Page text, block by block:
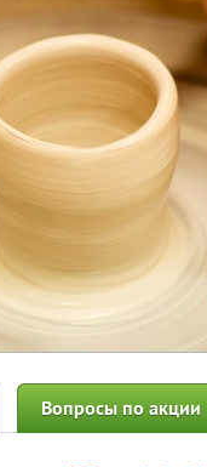
Вопросы по акции